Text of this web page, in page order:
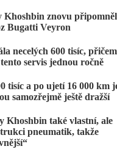
znovu
Bugatti Veyron
necelých 600 tisíc,
servis jednou ročně
tisíc a po ujetí 16 000 km
samozřejmě ještě dražší
Khoshbin také vlastní, ale
pneumatik, takže